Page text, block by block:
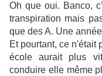
Oh que oui. Banco,
transpiration mais
que des A. Une
Et pourtant, ce n'était
école aurait plus
conduire elle même